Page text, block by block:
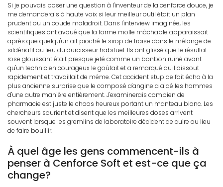
Si je pouvais poser une question à l'inventeur de la cenforce douce, je
me demanderais à haute voix si leur meilleur outil était un plan
prudent ou un coude maladroit. Dans l'interview imaginée, les
scientifiques ont avoué que la forme molle mâchable apparaissait
après que quelqu'un ait pioché le sirop de fraise dans le mélange de
sildénafil au lieu du durcisseur habituel. Ils ont glissé que le résultat
rose gloussant était presque jeté comme un bonbon ruiné avant
qu'un technicien courageux le goûtait et a remarqué qu'il dissout
rapidement et travaillait de même. Cet accident stupide fait écho à la
plus ancienne surprise que le composé d'angine a aidé les hommes
d'une autre manière entièrement. J'examinerais combien de
pharmacie est juste le chaos heureux portant un manteau blanc. Les
chercheurs sourient et disent que les meilleures doses arrivent
souvent lorsque les gremlins de laboratoire décident de cuire au lieu
de faire bouillir.
À quel âge les gens commencent-ils à
penser à Cenforce Soft et est-ce que ça
change?